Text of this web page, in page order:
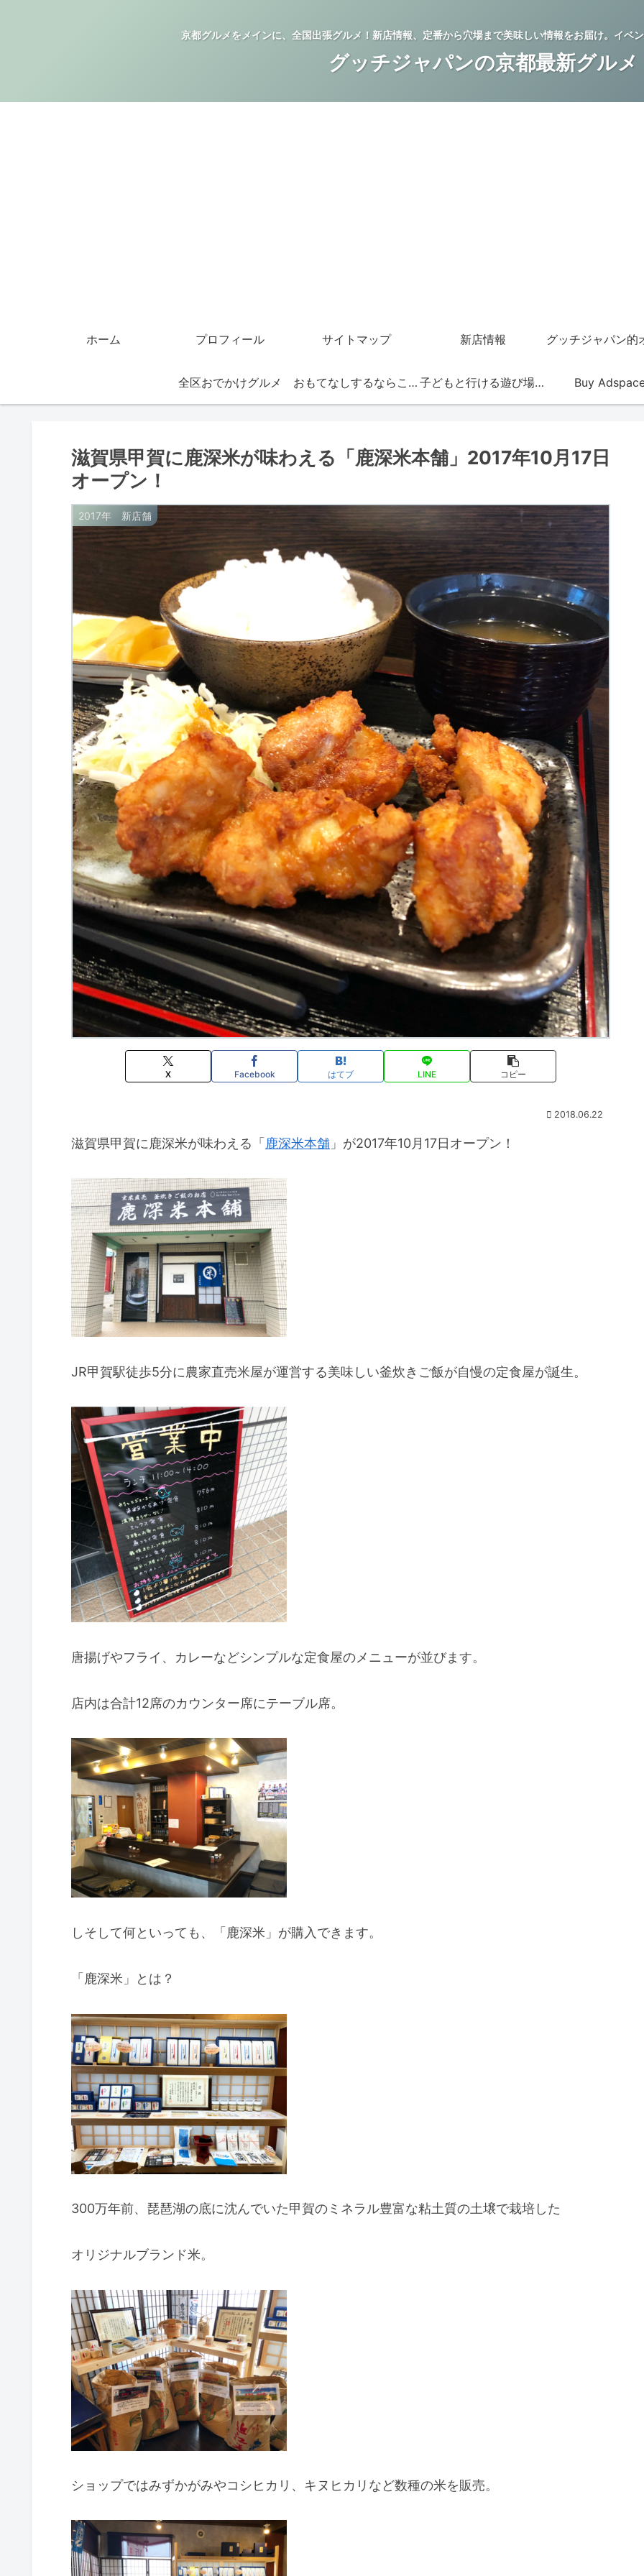
京都グルメをメインに、全国出張グルメ！新店情報、定番から穴場まで美味しい情報をお届け。イベ
グッチジャパンの京都最新グルメ
ホーム プロフィール サイトマップ 新店情報
全区おでかけグルメ おもてなしするならこの店 子どもと行ける遊び場・お店 Buy
滋賀県甲賀に鹿深米が味わえる「鹿深米本舗」2017年10月17日
オープン！
2017年 新店舗
X Facebook はてブ LINE コピー
2018.06.22
滋賀県甲賀に鹿深米が味わえる「 鹿深米本舗 」が2017年10月17日オープン！
JR甲賀駅徒歩5分に農家直売米屋が運営する美味しい釜炊きご飯が自慢の定食屋が誕生。
唐揚げやフライ、カレーなどシンプルな定食屋のメニューが並びます。
店内は合計12席のカウンター席にテーブル席。
しそして何といっても、「鹿深米」が購入できます。
「鹿深米」とは？
300万年前、琵琶湖の底に沈んでいた甲賀のミネラル豊富な粘土質の土壌で栽培した
オリジナルブランド米。
ショップではみずかがみやコシヒカリ、キヌヒカリなど数種の米を販売。